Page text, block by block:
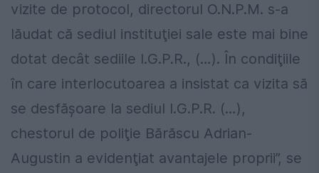
vizite de protocol, directorul O.N.P.M. s-a
lăudat că sediul instituţiei sale este mai bine
dotat decât sediile I.G.P.R., (…). În condiţiile
în care interlocutoarea a insistat ca vizita să
se desfăşoare la sediul I.G.P.R. (…),
chestorul de poliţie Bărăscu Adrian-
Augustin a evidenţiat avantajele proprii”, se